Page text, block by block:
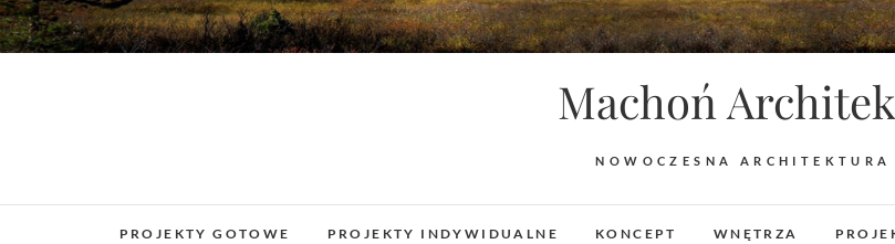
Machoń
NOWOCZESNA ARCHITEKTURA
PROJEKTY GOTOWE PROJEKTY INDYWIDUALNE KONCEPT WNĘTRZA